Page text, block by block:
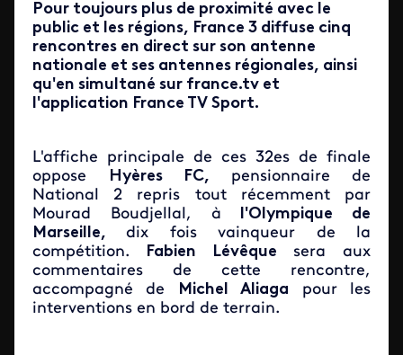
Pour toujours plus de proximité avec le
public et les régions, France 3 diffuse cinq
rencontres en direct sur son antenne
nationale et ses antennes régionales, ainsi
qu'en simultané sur france.tv et
l'application France TV Sport.
L'affiche principale de ces 32es de finale
oppose
Hyères FC, pensionnaire de
National 2 repris tout récemment par
Mourad Boudjellal, à l'Olympique de
Marseille,dix fois vainqueur de la
compétition.
Fabien Lévêque sera aux
commentaires de cette rencontre,
accompagné de
Michel Aliaga pour les
interventions en bord de terrain.